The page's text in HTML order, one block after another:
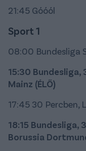
21:45 Góóól
Sport 1
08:00 Bundesliga
15:30 Bundesliga,
Mainz (ÉLŐ)
17:45 30 Percben,
18:15 Bundesliga,
Borussia